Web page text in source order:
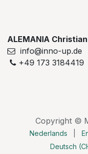
ALEMANIA
info@inno-up.de
+49 173 3184419
Copyright ©
Nederlands
Deutsch